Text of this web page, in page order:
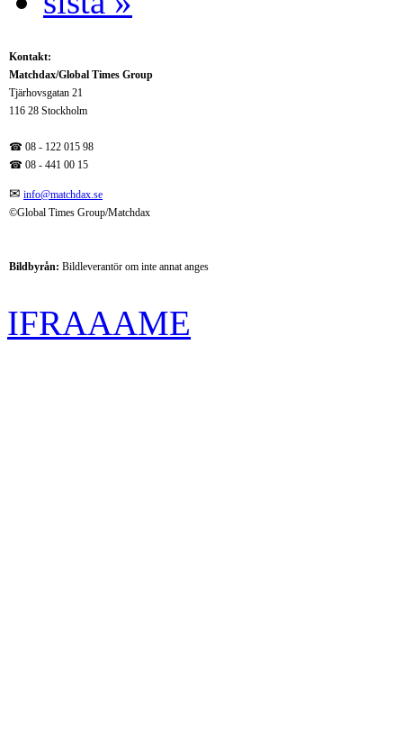
Kontakt:
Matchdax/Global Times Group
Tjärhovsgatan 21
116 28 Stockholm
☎ 08 - 122 015 98
☎ 08 - 441 00 15
✉ info@matchdax.se
©Global Times Group/Matchdax
Bildbyrån: Bildleverantör om inte annat anges
IFRAAAME